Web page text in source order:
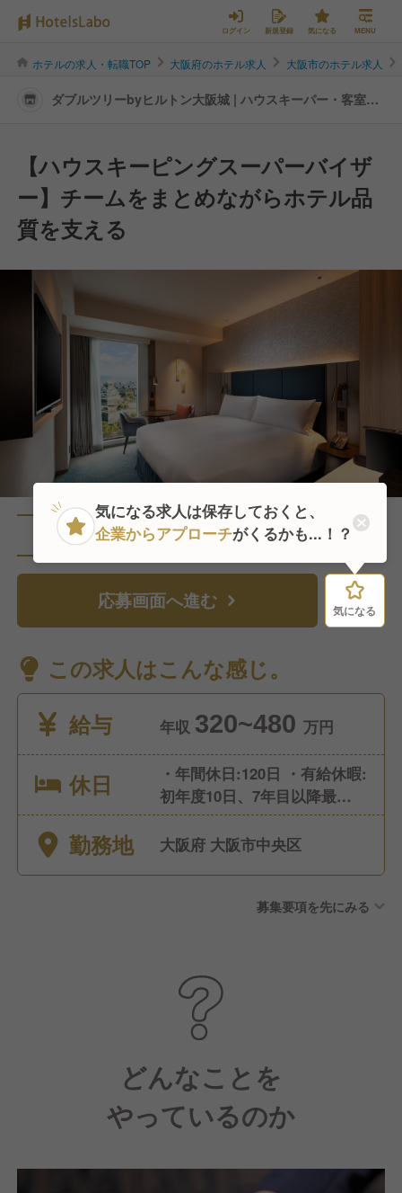
ログイン 新規登録 気になる MENU
ホテルの求人・転職TOP 大阪府のホテル求人 大阪市のホテル求人
ダブルツリーbyヒルトン大阪城 | ハウスキーパー・客室清
【ハウスキーピングスーパーバイザ
ー】チームをまとめながらホテル品
質を支える
直近6人がこの求人を検討中
応募画面へ進む 気になる
この求人はこんな感じ。
給与
年収 320~480 万円
休日
・年間休日:120日 ・有給休暇:
初年度10日、7年目以降最大
20日間付与 ・傷病休暇、結婚
休暇、産前産後休業、配偶者
暇、忌引き休暇
勤務地 大阪府 大阪市中央区
募集要項を先にみる
どんなことを
やっているのか
気になる
気になる求人は保存しておくと、
企業からアプローチがくるかも...！？